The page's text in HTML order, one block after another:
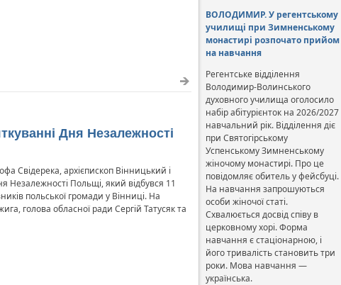
Дня Незалежності
Свідерека, архієпископ Вінницький і
Незалежності Польщі, який відбувся 11
польської громади у Вінниці. На
голова обласної ради Сергій Татусяк та
ВОЛОДИМИР. У регентському
училищі при Зимненському
монастирі розпочато прийом
на навчання
Регентське відділення
Володимир-Волинського
духовного училища оголосило
набір абітурієнток на 2026/2027
навчальний рік. Відділення діє
при Святогірському
Успенському Зимненському
жіночому монастирі. Про це
повідомляє обитель у фейсбуці.
На навчання запрошуються
особи жіночої статі.
Схвалюється досвід співу в
церковному хорі. Форма
навчання є стаціонарною, і
його тривалість становить три
роки. Мова навчання —
українська.